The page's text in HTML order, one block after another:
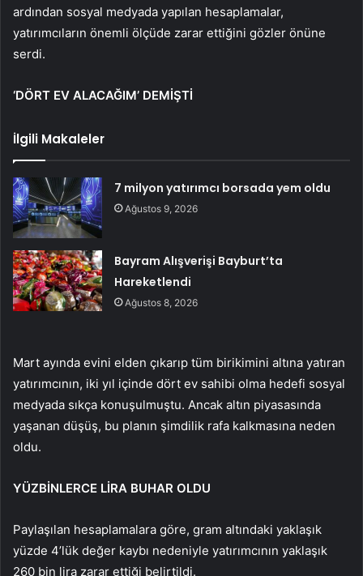
ardından sosyal medyada yapılan hesaplamalar,
yatırımcıların önemli ölçüde zarar ettiğini gözler önüne
serdi.
‘DÖRT EV ALACAĞIM’ DEMİŞTİ
İlgili Makaleler
7 milyon yatırımcı borsada yem oldu
Ağustos 9, 2026
Bayram Alışverişi Bayburt’ta
Hareketlendi
Ağustos 8, 2026
Mart ayında evini elden çıkarıp tüm birikimini altına yatıran
yatırımcının, iki yıl içinde dört ev sahibi olma hedefi sosyal
medyada sıkça konuşulmuştu. Ancak altın piyasasında
yaşanan düşüş, bu planın şimdilik rafa kalkmasına neden
oldu.
YÜZBİNLERCE LİRA BUHAR OLDU
Paylaşılan hesaplamalara göre, gram altındaki yaklaşık
yüzde 4’lük değer kaybı nedeniyle yatırımcının yaklaşık
260 bin lira zarar ettiği belirtildi.